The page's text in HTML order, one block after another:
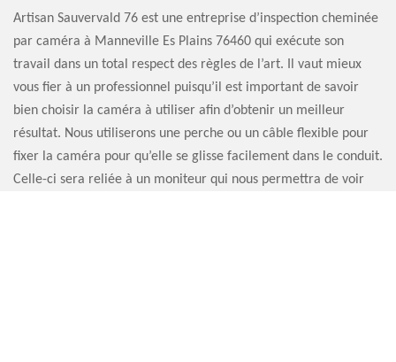
Artisan Sauvervald 76 est une entreprise d’inspection cheminée
par caméra à Manneville Es Plains 76460 qui exécute son
travail dans un total respect des règles de l’art. Il vaut mieux
vous fier à un professionnel puisqu’il est important de savoir
bien choisir la caméra à utiliser afin d’obtenir un meilleur
résultat. Nous utiliserons une perche ou un câble flexible pour
fixer la caméra pour qu’elle se glisse facilement dans le conduit.
Celle-ci sera reliée à un moniteur qui nous permettra de voir